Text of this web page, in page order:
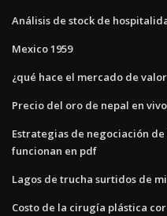
Análisis de stock de
Mexico 1959
¿qué hace el mercado de
Precio del oro de nepal en vivo
Estrategias de negociación
funcionan en pdf
Lagos de trucha surtidos de
Costo de la cirugía plástica